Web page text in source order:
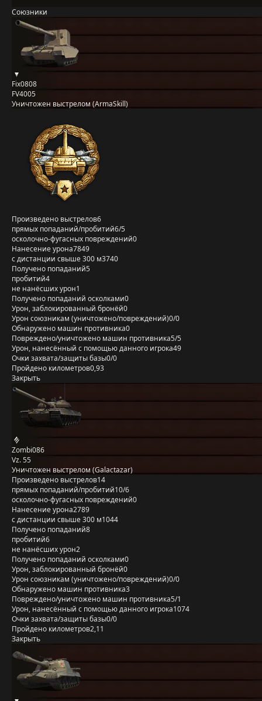
Союзники
Fix0808
FV4005
Уничтожен выстрелом (ArmaSkill)
Произведено выстрелов6
прямых попаданий/пробитий6/5
осколочно-фугасных повреждений0
Нанесение урона7849
с дистанции свыше 300 м3740
Получено попаданий5
пробитий4
не нанёсших урон1
Получено попаданий осколками0
Урон, заблокированный бронёй0
Урон союзникам (уничтожено/повреждений)0/0
Обнаружено машин противника0
Повреждено/уничтожено машин противника5/5
Урон, нанесённый с помощью данного игрока49
Очки захвата/защиты базы0/0
Пройдено километров0,93
Закрыть
Zombi086
Vz. 55
Уничтожен выстрелом (Galactazar)
Произведено выстрелов14
прямых попаданий/пробитий10/6
осколочно-фугасных повреждений0
Нанесение урона2789
с дистанции свыше 300 м1044
Получено попаданий8
пробитий6
не нанёсших урон2
Получено попаданий осколками0
Урон, заблокированный бронёй0
Урон союзникам (уничтожено/повреждений)0/0
Обнаружено машин противника3
Повреждено/уничтожено машин противника5/1
Урон, нанесённый с помощью данного игрока1074
Очки захвата/защиты базы0/0
Пройдено километров2,11
Закрыть